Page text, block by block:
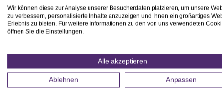
Gastronom:innen und Sommeliers wissen:
Gäste kompetent zu beraten.
DIE PERFEKTE GENUSSKULISSE
Nach einem langen Tag im Weingarten
seine Weine auf fein abgestimmte Küche
Wir können diese zur Analyse unserer Besucherdaten platzieren, um unsere
zu verbessern, personalisierte Inhalte anzuzeigen und Ihnen ein großartiges
Erlebnis zu bieten. Für weitere Informationen zu den von uns verwendeten
öffnen Sie die Einstellungen.
Alle akzeptieren
Ablehnen Anpassen